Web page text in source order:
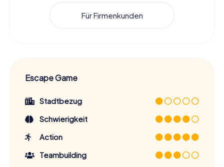
Für Firmenkunden
Escape Game
Stadtbezug
Schwierigkeit
Action
Teambuilding